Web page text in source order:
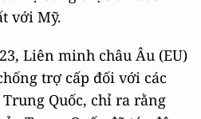
với Mỹ.
Liên minh châu Âu (EU)
trợ cấp đối với các
Quốc, chỉ ra rằng